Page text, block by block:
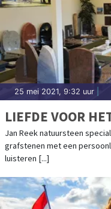
25 mei 2021, 9:32 uur
LIEFDE VOOR
Jan Reek natuursteen
grafstenen met een
luisteren [...]